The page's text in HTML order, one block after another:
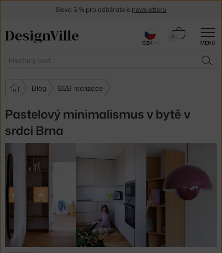
MENU
Hledat
0
Košík
Blog B2B realizace
Pastelový minimalismus v bytě v
srdci Brna
Sleva 5 % pro odběratele newsletteru
CZK